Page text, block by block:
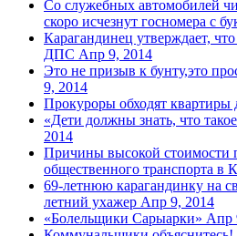
Со служебных автомобилей
скоро исчезнут госномера с
Карагандинец утверждает,
ДПС Апр 9, 2014
Это не призыв к бунту,это
9, 2014
Прокуроры обходят квартиры
«Дети должны знать, что
2014
Причины высокой стоимости
общественного транспорта в
69-летнюю карагандинку на
летний ухажер Апр 9, 2014
«Болельщики Сарыарки» Апр